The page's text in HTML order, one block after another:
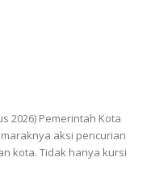
2026) Pemerintah Kota
aksi pencurian
kota. Tidak hanya kursi